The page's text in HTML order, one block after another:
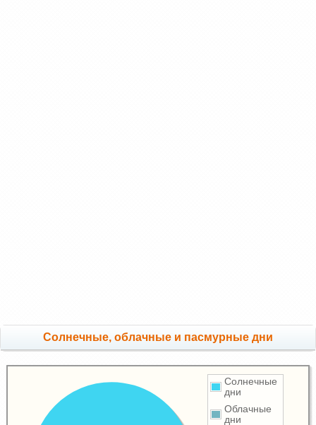
Cолнечные, облачные и пасмурные дни
Солнечные
дни
Облачные
дни